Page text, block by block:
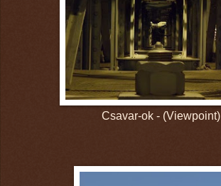
Csavar-ok - (Viewpoint)